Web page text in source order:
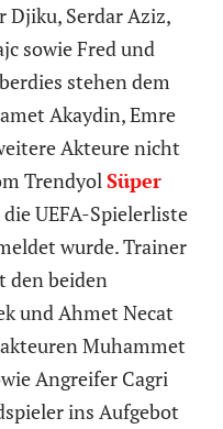
Djiku, Serdar Aziz,
sowie Fred und
stehen dem
Akaydin, Emre
Akteure nicht
Trendyol Süper
UEFA-Spielerliste
wurde. Trainer
den beiden
und Ahmet Necat
Muhammet
Angreifer Cagri
ins Aufgebot